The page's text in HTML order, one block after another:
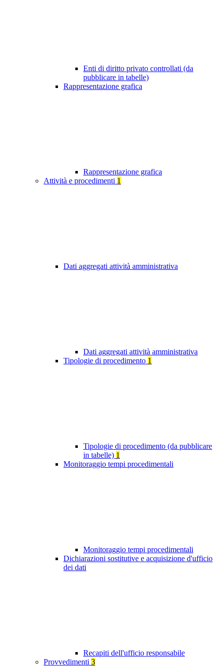
Enti di diritto privato controllati (da
pubblicare in tabelle)
Rappresentazione grafica
Rappresentazione grafica
Attività e procedimenti 1
Dati aggregati attività amministrativa
Dati aggregati attività amministrativa
Tipologie di procedimento 1
Tipologie di procedimento (da pubblicare
in tabelle) 1
Monitoraggio tempi procedimentali
Monitoraggio tempi procedimentali
Dichiarazioni sostitutive e acquisizione d'ufficio
dei dati
Recapiti dell'ufficio responsabile
Provvedimenti 3